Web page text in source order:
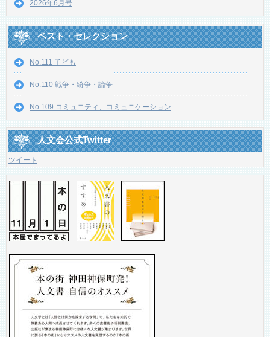
2026年6月号
ベスト・セレクション
No.111 子ども
No.110 戦争・紛争・論争
No.109 コミュニティ、コミュニケーション
人文会公式Twitter
ツイート